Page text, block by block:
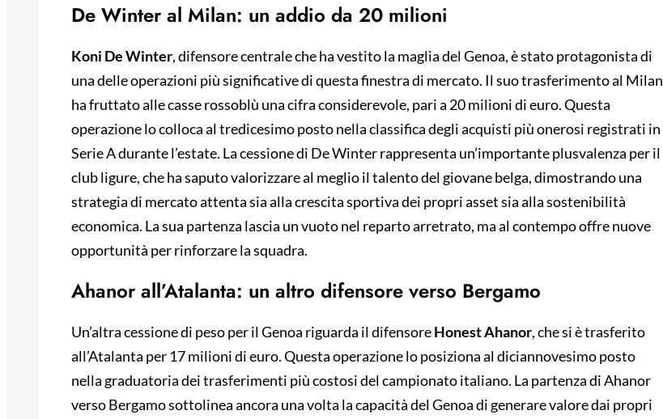
De Winter al Milan: un addio da 20 milioni
Koni De Winter, difensore centrale che ha vestito la maglia del Genoa, è stato protagonista di
una delle operazioni più significative di questa finestra di mercato. Il suo trasferimento al Milan
ha fruttato alle casse rossoblù una cifra considerevole, pari a 20 milioni di euro. Questa
operazione lo colloca al tredicesimo posto nella classifica degli acquisti più onerosi registrati in
Serie A durante l’estate. La cessione di De Winter rappresenta un’importante plusvalenza per il
club ligure, che ha saputo valorizzare al meglio il talento del giovane belga, dimostrando una
strategia di mercato attenta sia alla crescita sportiva dei propri asset sia alla sostenibilità
economica. La sua partenza lascia un vuoto nel reparto arretrato, ma al contempo offre nuove
opportunità per rinforzare la squadra.
Ahanor all’Atalanta: un altro difensore verso Bergamo
Un’altra cessione di peso per il Genoa riguarda il difensoreHonest Ahanor, che si è trasferito
all’Atalanta per 17 milioni di euro. Questa operazione lo posiziona al diciannovesimo posto
nella graduatoria dei trasferimenti più costosi del campionato italiano. La partenza di Ahanor
verso Bergamo sottolinea ancora una volta la capacità del Genoa di generare valore dai propri